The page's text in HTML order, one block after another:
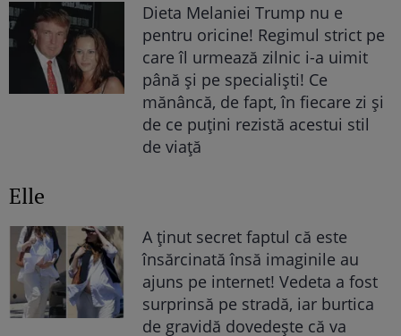
Dieta Melaniei Trump nu e
pentru oricine! Regimul strict pe
care îl urmează zilnic i-a uimit
până și pe specialiști! Ce
mănâncă, de fapt, în fiecare zi și
de ce puțini rezistă acestui stil
de viață
Elle
A ținut secret faptul că este
însărcinată însă imaginile au
ajuns pe internet! Vedeta a fost
surprinsă pe stradă, iar burtica
de gravidă dovedește că va